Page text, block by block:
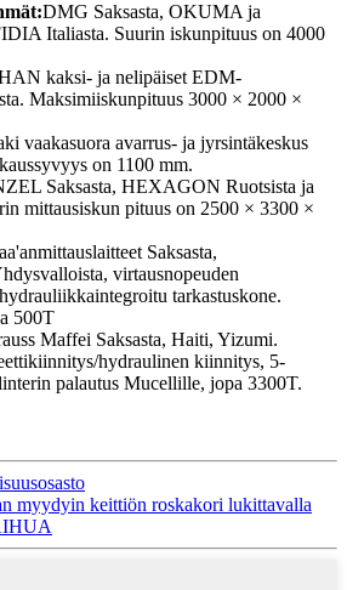
DMG Saksasta, OKUMA ja
Italiasta. Suurin iskunpituus on 4000
kaksi- ja nelipäiset EDM-
Maksimiiskunpituus 3000 × 2000 ×
vaakasuora avarrus- ja jyrsintäkeskus
on 1100 mm.
Saksasta, HEXAGON Ruotsista ja
mittausiskun pituus on 2500 × 3300 ×
Saksasta,
virtausnopeuden
tarkastuskone.
500T
Maffei Saksasta, Haiti, Yizumi.
hydraulinen kiinnitys, 5-
palautus Mucellille, jopa 3300T.
myydyin keittiön roskakori lukittavalla